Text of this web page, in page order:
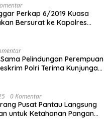
Perkap 6/2019 Kuasa
Bersurat ke Kapolres
Pelindungan Perempuan
Polri Terima Kunjungan
0 Komentar
Pusat Pantau Langsung
untuk Ketahanan Pangan